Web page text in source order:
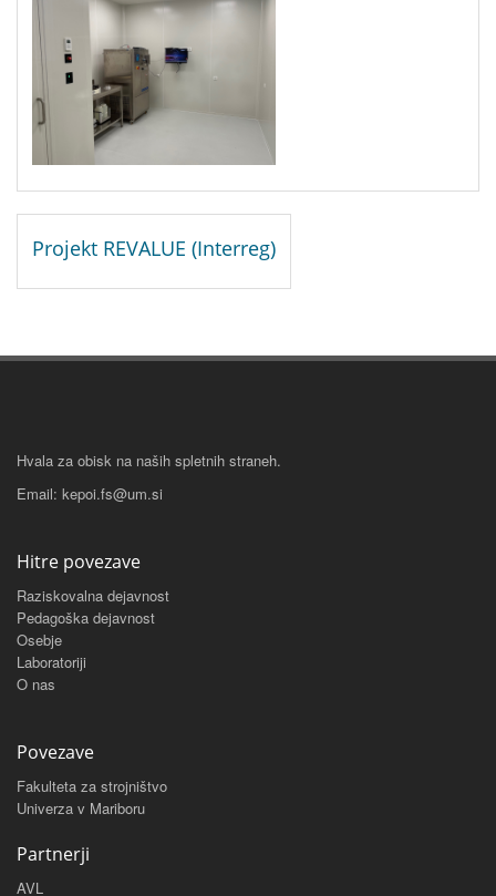
Projekt REVALUE (Interreg)
Hvala za obisk na naših spletnih straneh.
Email: kepoi.fs@um.si
Hitre povezave
Raziskovalna dejavnost
Pedagoška dejavnost
Osebje
Laboratoriji
O nas
Povezave
Fakulteta za strojništvo
Univerza v Mariboru
Partnerji
AVL